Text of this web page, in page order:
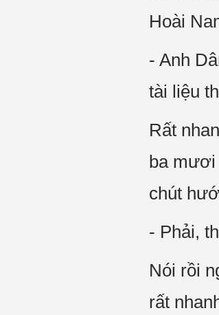
Hoài
- Anh
tài liệu
Rất
ba
chút
- Phải,
Nói rồi
rất